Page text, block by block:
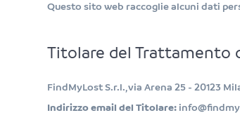
Questo sito web raccoglie alcuni dati
Titolare del Trattamento
FindMyLost S.r.l., via Arena 25 - 20123
Indirizzo email del Titolare: